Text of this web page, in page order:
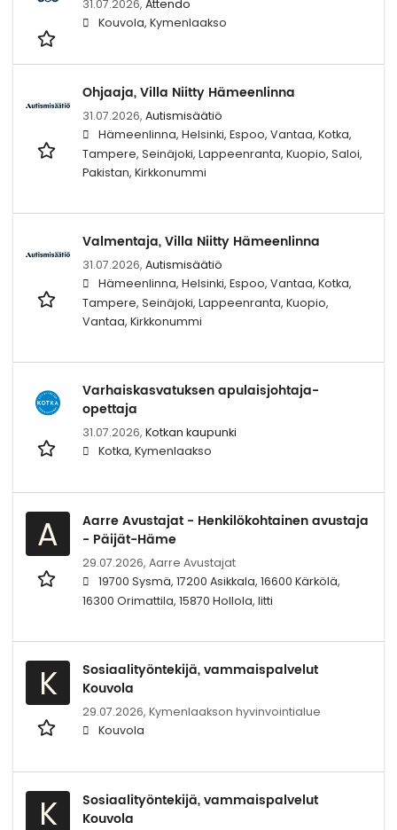
31.07.2026, Attendo
Kouvola, Kymenlaakso
Ohjaaja, Villa Niitty Hämeenlinna
31.07.2026, Autismisäätiö
Hämeenlinna, Helsinki, Espoo, Vantaa, Kotka,
Tampere, Seinäjoki, Lappeenranta, Kuopio, Saloi,
Pakistan, Kirkkonummi
Valmentaja, Villa Niitty Hämeenlinna
31.07.2026, Autismisäätiö
Hämeenlinna, Helsinki, Espoo, Vantaa, Kotka,
Tampere, Seinäjoki, Lappeenranta, Kuopio,
Vantaa, Kirkkonummi
Varhaiskasvatuksen apulaisjohtaja-
opettaja
31.07.2026, Kotkan kaupunki
Kotka, Kymenlaakso
A
Aarre Avustajat - Henkilökohtainen avustaja
- Päijät-Häme
29.07.2026, Aarre Avustajat
19700 Sysmä, 17200 Asikkala, 16600 Kärkölä,
16300 Orimattila, 15870 Hollola, Iitti
K
Sosiaalityöntekijä, vammaispalvelut
Kouvola
29.07.2026, Kymenlaakson hyvinvointialue
Kouvola
K
Sosiaalityöntekijä, vammaispalvelut
Kouvola